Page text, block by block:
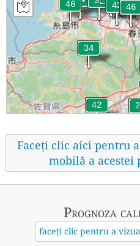
Faceți clic aici pentru
mobilă a acestei
Prognoza
faceți clic pentru a